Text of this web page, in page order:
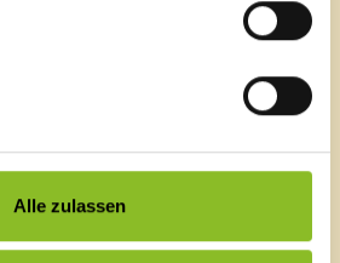
Alle zulassen
sind von der Befreiung